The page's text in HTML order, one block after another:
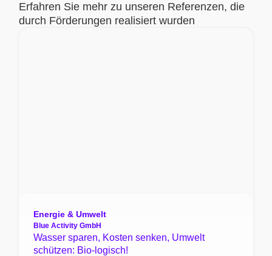
Erfahren Sie mehr zu unseren Referenzen, die
durch Förderungen realisiert wurden
Energie & Umwelt
Blue Activity GmbH
Wasser sparen, Kosten senken, Umwelt
schützen: Bio-logisch!